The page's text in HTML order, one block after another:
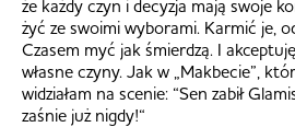
że każdy czyn i decyzja mają swoje
żyć ze swoimi wyborami. Karmić je,
Czasem myć jak śmierdzą. I
własne czyny. Jak w „Makbecie”,
widziałam na scenie: “Sen zabił
zaśnie już nigdy!“